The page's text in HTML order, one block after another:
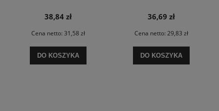
38,84 zł
Cena netto: 31,58 zł
DO KOSZYKA
36,69 zł
Cena netto: 29,83 zł
DO KOSZYKA